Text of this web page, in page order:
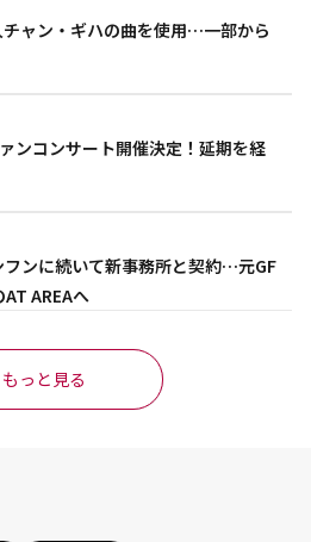
ャン・ギハの曲を使用…一部から
ンコンサート開催決定！延期を経
フンに続いて新事務所と契約…元GF
AREAへ
もっと見る